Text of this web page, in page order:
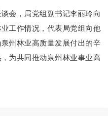
会，局党组副书记李丽玲向
工作情况，代表局党组向他
州林业高质量发展付出的辛
为共同推动泉州林业事业高